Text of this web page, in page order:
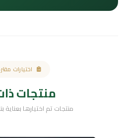
اختيارات
منتجات
منتجات تم اختيارها بعناية